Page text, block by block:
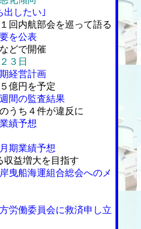
出したい｣
回内航部会を巡って語る
を公表
どで開催
３日
経営計画
億円を予定
間の監査結果
うち４件が違反に
績予想
期業績予想
収益増大を目指す
曳船海運組合総会へのメ
労働委員会に救済申し立